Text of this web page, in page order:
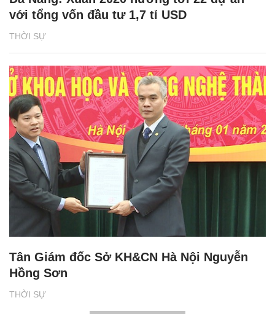
THỜI SỰ
với tổng vốn đầu tư 1,7 tỉ USD
THỜI SỰ
Tân Giám đốc Sở KH&CN Hà Nội Nguyễn
Hồng Sơn